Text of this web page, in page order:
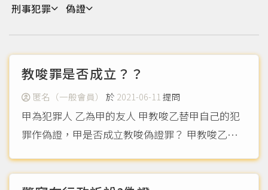
刑事犯罪 偽證
教唆罪是否成立？？
匿名（一般會員） 於 2021-06-11 提問
甲為犯罪人 乙為甲的友人 甲教唆乙替甲自己的犯
罪作偽證，甲是否成立教唆偽證罪？ 甲教唆乙來
教唆甲湮滅甲自己的犯罪證據，乙是否是教唆湮滅